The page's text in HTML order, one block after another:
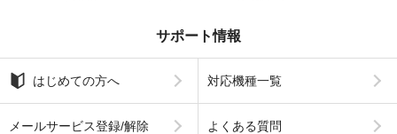
サポート情報
はじめての方へ 対応機種一覧
メールサービス登録/解除 よくある質問